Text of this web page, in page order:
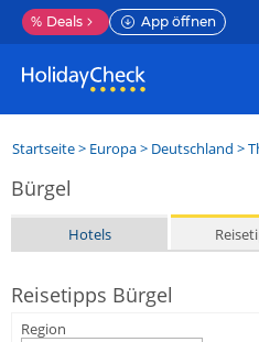
% Deals App öffnen
Startseite> Europa> Deutschland >
Bürgel
Hotels
Reisetipps Bürgel
Region